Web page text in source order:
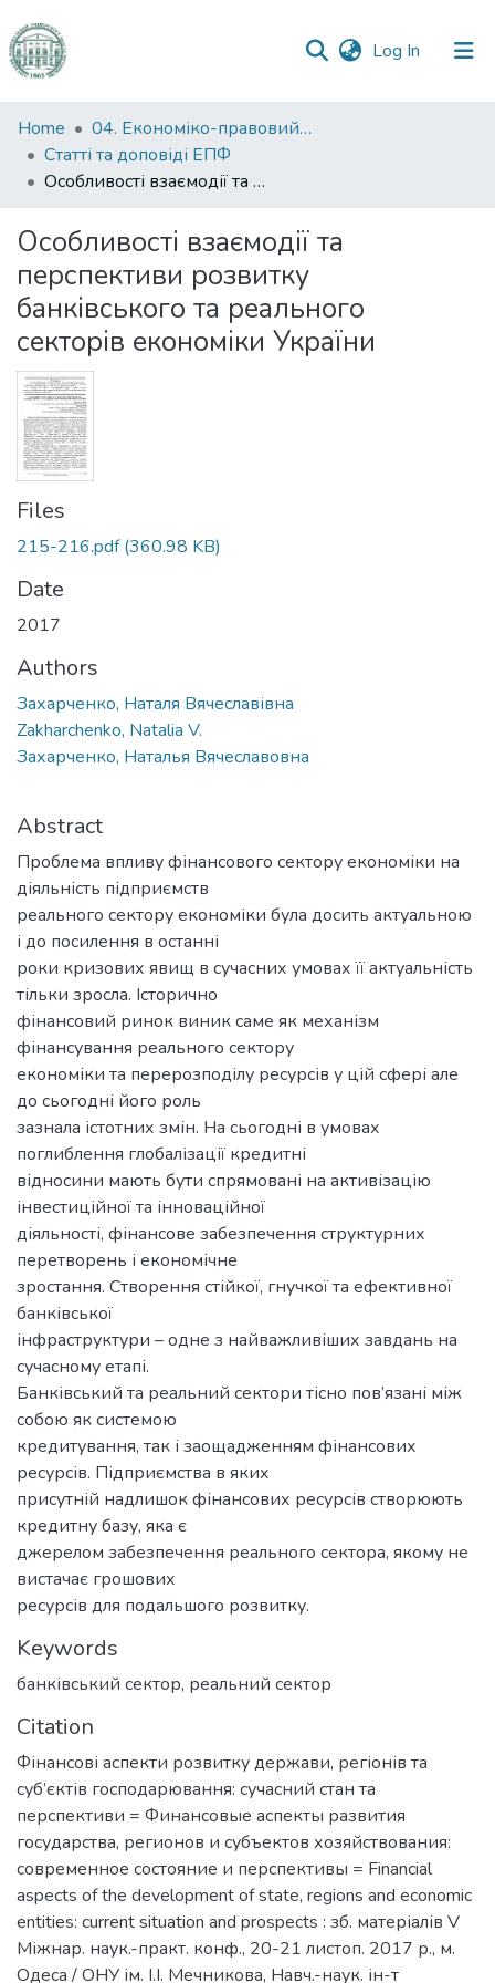
Log In (current)
Communities
&
Collections
Statistics
Home
04. Економіко-правовий факультет
Статті та доповіді ЕПФ
Особливості взаємодії та перспективи розвитку банківського та реального секторів економіки України
Особливості взаємодії та
перспективи розвитку
банківського та реального
секторів економіки України
Files
215-216.pdf(360.98 KB)
Date
2017
Authors
Захарченко, Наталя Вячеславівна
Zakharchenko, Natalia V.
Захарченко, Наталья Вячеславовна
Abstract
Проблема впливу фінансового сектору економіки на
діяльність підприємств
реального сектору економіки була досить актуальною
і до посилення в останні
роки кризових явищ в сучасних умовах її актуальність
тільки зросла. Історично
фінансовий ринок виник саме як механізм
фінансування реального сектору
економіки та перерозподілу ресурсів у цій сфері але
до сьогодні його роль
зазнала істотних змін. На сьогодні в умовах
поглиблення глобалізації кредитні
відносини мають бути спрямовані на активізацію
інвестиційної та інноваційної
діяльності, фінансове забезпечення структурних
перетворень і економічне
зростання. Створення стійкої, гнучкої та ефективної
банківської
інфраструктури – одне з найважливіших завдань на
сучасному етапі.
Банківський та реальний сектори тісно пов’язані між
собою як системою
кредитування, так і заощадженням фінансових
ресурсів. Підприємства в яких
присутній надлишок фінансових ресурсів створюють
кредитну базу, яка є
джерелом забезпечення реального сектора, якому не
вистачає грошових
ресурсів для подальшого розвитку.
Keywords
банківський сектор, реальний сектор
Citation
Фінансові аспекти розвитку держави, регіонів та
суб’єктів господарювання: сучасний стан та
перспективи = Финансовые аспекты развития
государства, регионов и субъектов хозяйствования:
современное состояние и перспективы = Financial
aspects of the development of state, regions and economic
entities: current situation and prospects : зб. матеріалів V
Міжнар. наук.-практ. конф., 20-21 листоп. 2017 р., м.
Одеса / ОНУ ім. І.І. Мечникова, Навч.-наук. ін-т